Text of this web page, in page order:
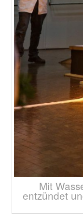
Mit
entzündet